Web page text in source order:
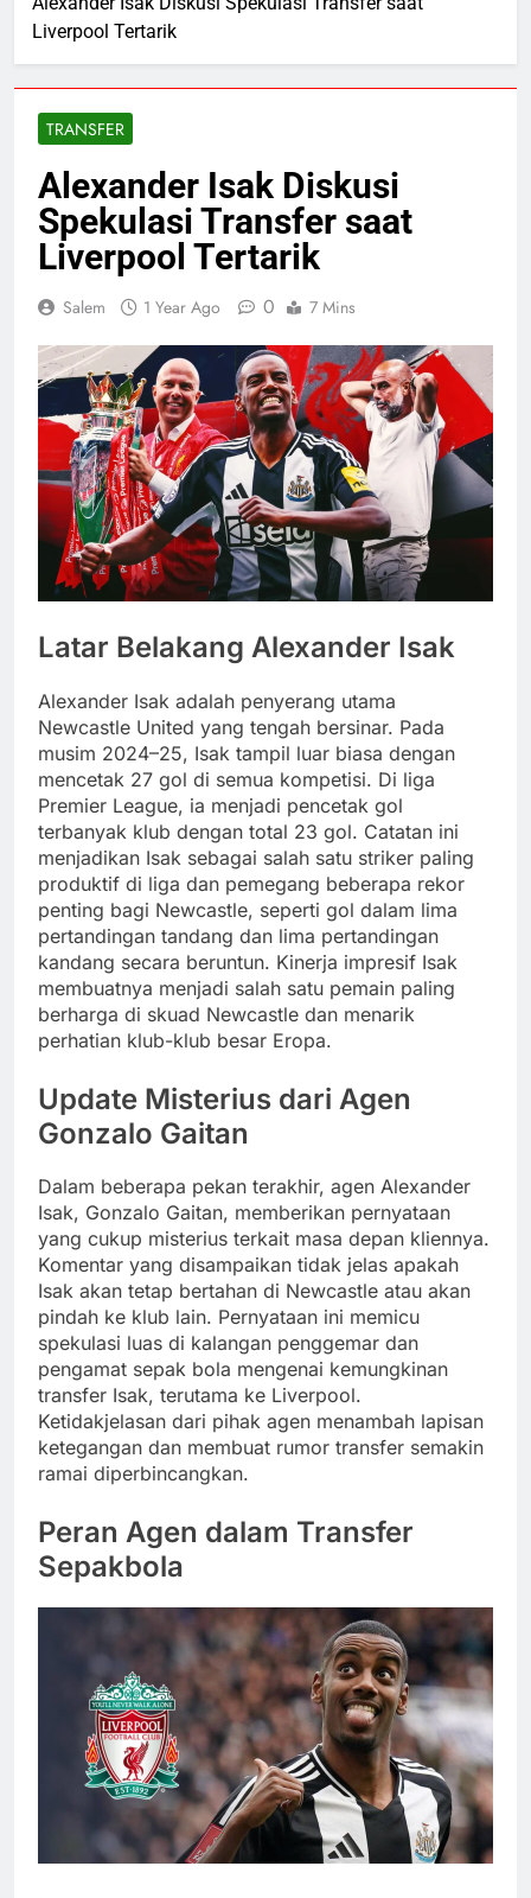
Liverpool Tertarik
TRANSFER
Alexander Isak Diskusi
Spekulasi Transfer saat
Liverpool Tertarik
Salem 1 Year Ago 0 7 Mins
Latar Belakang Alexander Isak
Alexander Isak adalah penyerang utama
Newcastle United yang tengah bersinar. Pada
musim 2024–25, Isak tampil luar biasa dengan
mencetak 27 gol di semua kompetisi. Di liga
Premier League, ia menjadi pencetak gol
terbanyak klub dengan total 23 gol. Catatan ini
menjadikan Isak sebagai salah satu striker paling
produktif di liga dan pemegang beberapa rekor
penting bagi Newcastle, seperti gol dalam lima
pertandingan tandang dan lima pertandingan
kandang secara beruntun. Kinerja impresif Isak
membuatnya menjadi salah satu pemain paling
berharga di skuad Newcastle dan menarik
perhatian klub-klub besar Eropa.
Update Misterius dari Agen
Gonzalo Gaitan
Dalam beberapa pekan terakhir, agen Alexander
Isak, Gonzalo Gaitan, memberikan pernyataan
yang cukup misterius terkait masa depan kliennya.
Komentar yang disampaikan tidak jelas apakah
Isak akan tetap bertahan di Newcastle atau akan
pindah ke klub lain. Pernyataan ini memicu
spekulasi luas di kalangan penggemar dan
pengamat sepak bola mengenai kemungkinan
transfer Isak, terutama ke Liverpool.
Ketidakjelasan dari pihak agen menambah lapisan
ketegangan dan membuat rumor transfer semakin
ramai diperbincangkan.
Peran Agen dalam Transfer
Sepakbola